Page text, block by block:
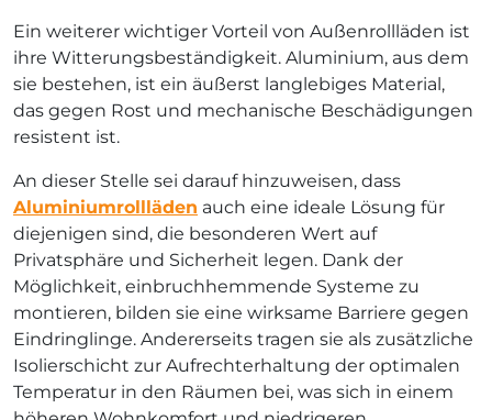
Ein weiterer wichtiger Vorteil von Außenrollläden ist
ihre Witterungsbeständigkeit. Aluminium, aus dem
sie bestehen, ist ein äußerst langlebiges Material,
das gegen Rost und mechanische Beschädigungen
resistent ist.
An dieser Stelle sei darauf hinzuweisen, dass
Aluminiumrollläden auch eine ideale Lösung für
diejenigen sind, die besonderen Wert auf
Privatsphäre und Sicherheit legen. Dank der
Möglichkeit, einbruchhemmende Systeme zu
montieren, bilden sie eine wirksame Barriere gegen
Eindringlinge. Andererseits tragen sie als zusätzliche
Isolierschicht zur Aufrechterhaltung der optimalen
Temperatur in den Räumen bei, was sich in einem